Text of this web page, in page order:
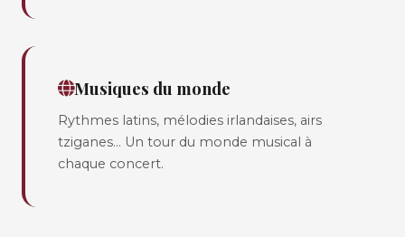
Musiques du monde
Rythmes latins, mélodies irlandaises, airs
tziganes... Un tour du monde musical à
chaque concert.